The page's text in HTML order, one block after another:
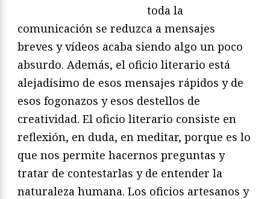
toda la
comunicación se reduzca a mensajes
breves y vídeos acaba siendo algo un poco
absurdo. Además, el oficio literario está
alejadísimo de esos mensajes rápidos y de
esos fogonazos y esos destellos de
creatividad. El oficio literario consiste en
reflexión, en duda, en meditar, porque es lo
que nos permite hacernos preguntas y
tratar de contestarlas y de entender la
naturaleza humana. Los oficios artesanos y